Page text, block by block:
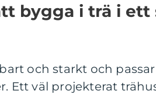
bygga i trä i ett
och starkt och
Ett väl projekterat